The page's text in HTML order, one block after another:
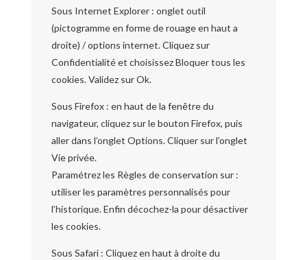
Sous Internet Explorer : onglet outil
(pictogramme en forme de rouage en haut a
droite) / options internet. Cliquez sur
Confidentialité et choisissez Bloquer tous les
cookies. Validez sur Ok.
Sous Firefox : en haut de la fenêtre du
navigateur, cliquez sur le bouton Firefox, puis
aller dans l’onglet Options. Cliquer sur l’onglet
Vie privée.
Paramétrez les Règles de conservation sur :
utiliser les paramètres personnalisés pour
l’historique. Enfin décochez-la pour désactiver
les cookies.
Sous Safari : Cliquez en haut à droite du